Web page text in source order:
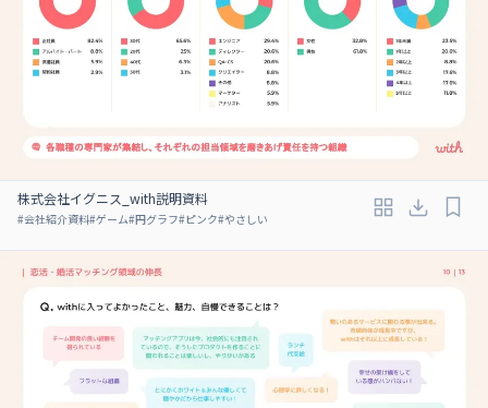
株式会社イグニス_with説明資料
#会社紹介資料#ゲーム#円グラフ#ピンク#やさしい